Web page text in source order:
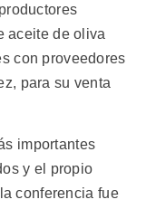
aceite de oliva
con proveedores
para su venta
importantes
y el propio
conferencia fue